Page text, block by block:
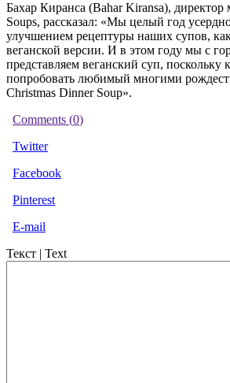
Бахар Киранса (Bahar Kiransa), директор
Soups, рассказал: «Мы целый год
улучшением рецептуры наших супов,
веганской версии. И в этом году мы с
представляем веганский суп, поскольку
попробовать любимый многими
Christmas Dinner Soup».
Comments (0)
Twitter
Facebook
Pinterest
E-mail
Текст | Text